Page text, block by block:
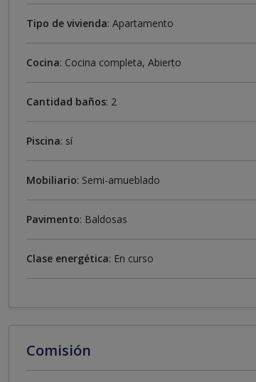
Tipo de vivienda: Apartamento
Cocina: Cocina completa, Abierto
Cantidad baños: 2
Piscina: sí
Mobiliario: Semi-amueblado
Pavimento: Baldosas
Clase energética: En curso
Comisión